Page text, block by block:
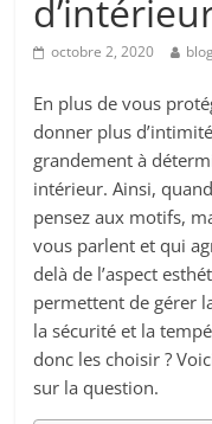
octobre 2, 2020
En plus de vous
donner plus
grandement à
intérieur. Ainsi,
pensez aux motifs,
vous parlent et qui
delà de l’aspect
permettent de gérer
la sécurité et la
donc les choisir ?
sur la question.